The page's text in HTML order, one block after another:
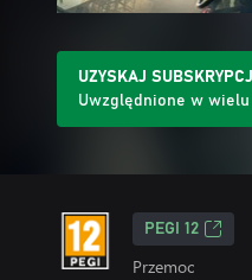
UZYSKAJ
Uwzględnione w
PEGI 12
Przemoc